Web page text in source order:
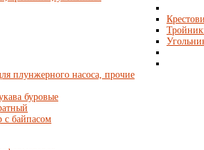
плунжерного насоса, прочие
буровые
с байпасом